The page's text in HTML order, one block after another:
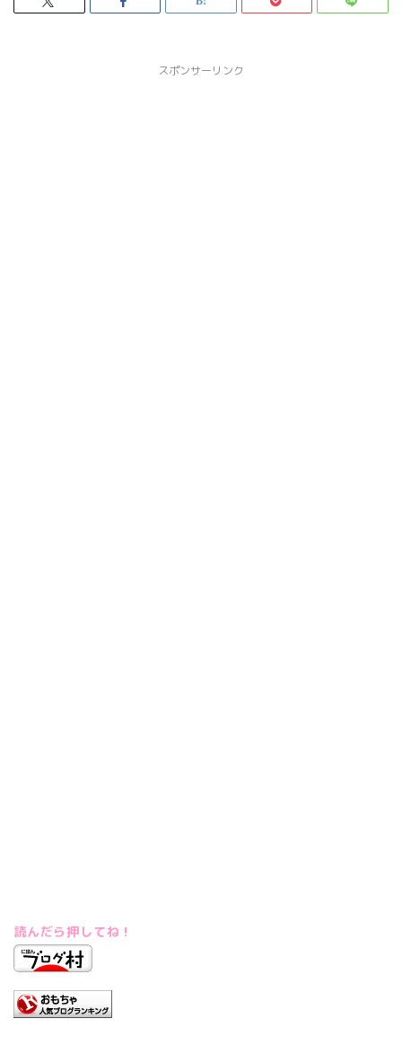
スポンサーリンク
読んだら押してね！